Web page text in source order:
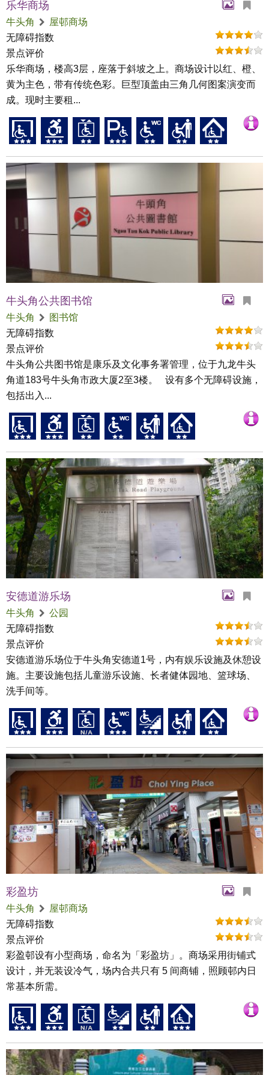
乐华商场
牛头角
屋邨商场
无障碍指数
景点评价
乐华商场，楼高3层，座落于斜坡之上。商场设计以红、橙、
黄为主色，带有传统色彩。巨型顶盖由三角几何图案演变而
成。现时主要租...
牛头角公共图书馆
牛头角
图书馆
无障碍指数
景点评价
牛头角公共图书馆是康乐及文化事务署管理，位于九龙牛头
角道183号牛头角市政大厦2至3楼。 设有多个无障碍设施，
包括出入...
安德道游乐场
牛头角
公园
无障碍指数
景点评价
安德道游乐场位于牛头角安德道1号，内有娱乐设施及休憩设
施。主要设施包括儿童游乐设施、长者健体园地、篮球场、
洗手间等。
彩盈坊
牛头角
屋邨商场
无障碍指数
景点评价
彩盈邨设有小型商场，命名为「彩盈坊」。商场采用街铺式
设计，并无装设冷气，场内合共只有 5 间商铺，照顾邨内日
常基本所需。